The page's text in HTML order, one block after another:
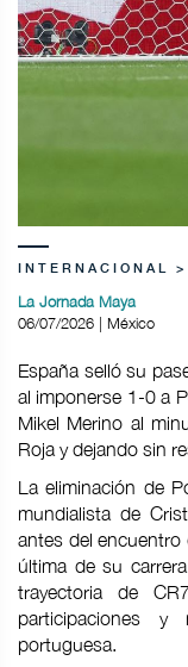
INTERNACIONAL
La Jornada Maya
06/07/2026 | México
España selló su
al imponerse 1-0 a
Mikel Merino al
Roja y dejando sin
La eliminación de
mundialista de
antes del encuentro
última de su
trayectoria de
participaciones
portuguesa.